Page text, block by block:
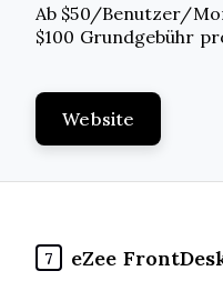
Ab $50/Benutzer/
$100 Grundgebühr
Website
7 eZee